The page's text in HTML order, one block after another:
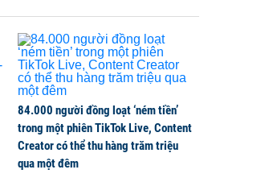
84.000 người đồng loạt ‘ném tiền’
trong một phiên TikTok Live, Content
Creator có thể thu hàng trăm triệu
qua một đêm